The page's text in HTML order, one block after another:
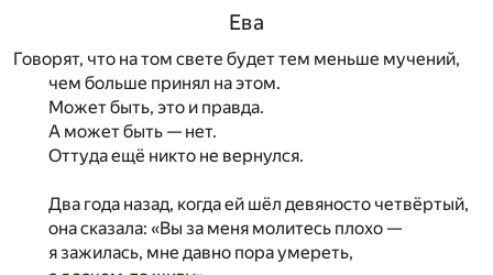
Ева
Говорят, что на том свете будет тем меньше мучений,
чем больше принял на этом.
Может быть, это и правда.
А может быть — нет.
Оттуда ещё никто не вернулся.
Два года назад, когда ей шёл девяносто четвёртый,
она сказала: «Вы за меня молитесь плохо —
я зажилась, мне давно пора умереть,